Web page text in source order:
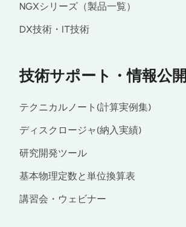
NGXシリーズ（製品一覧）
DX技術・IT技術
技術サポート・情報公開
テクニカルノート(計算実例集)
ディスクロージャ(納入実績)
研究開発ツール
基本物理定数と単位換算表
講習会・ウェビナー